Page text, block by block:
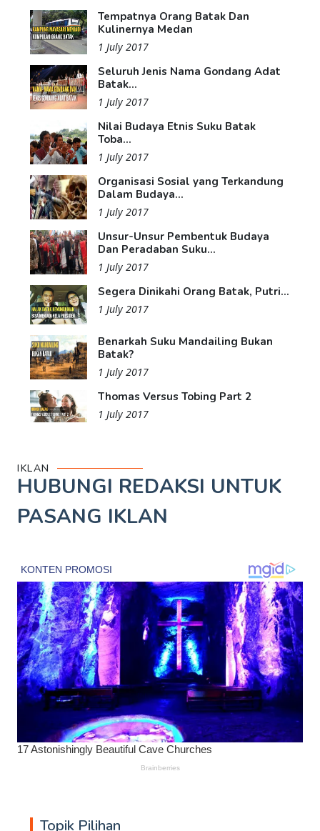
Tempatnya Orang Batak Dan
Kulinernya Medan
1 July 2017
Seluruh Jenis Nama Gondang Adat
Batak...
1 July 2017
Nilai Budaya Etnis Suku Batak
Toba...
1 July 2017
Organisasi Sosial yang Terkandung
Dalam Budaya...
1 July 2017
Unsur-Unsur Pembentuk Budaya
Dan Peradaban Suku...
1 July 2017
Segera Dinikahi Orang Batak, Putri...
1 July 2017
Benarkah Suku Mandailing Bukan
Batak?
1 July 2017
Thomas Versus Tobing Part 2
1 July 2017
IKLAN
HUBUNGI REDAKSI UNTUK
PASANG IKLAN
Topik Pilihan